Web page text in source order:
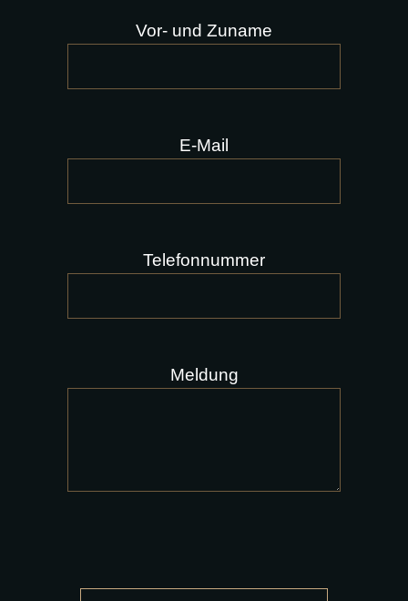
Vor- und Zuname
E-Mail
Telefonnummer
Meldung